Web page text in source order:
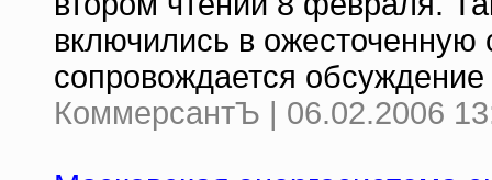
включились в ожесточенную
сопровождается обсуждение
КоммерсантЪ | 06.02.2006